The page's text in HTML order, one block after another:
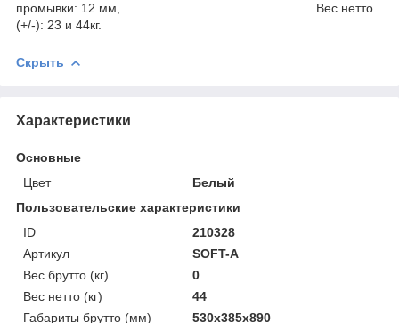
промывки: 12 мм, Вес нетто
(+/-): 23 и 44кг.
Скрыть
Характеристики
Основные
Цвет
Белый
Пользовательские характеристики
ID
210328
Артикул
SOFT-A
Вес брутто (кг)
0
Вес нетто (кг)
44
Габариты брутто (мм)
530x385x890